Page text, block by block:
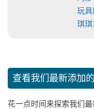
玩具
琪琪
查看我们最新添加
花一点时间来探索我们